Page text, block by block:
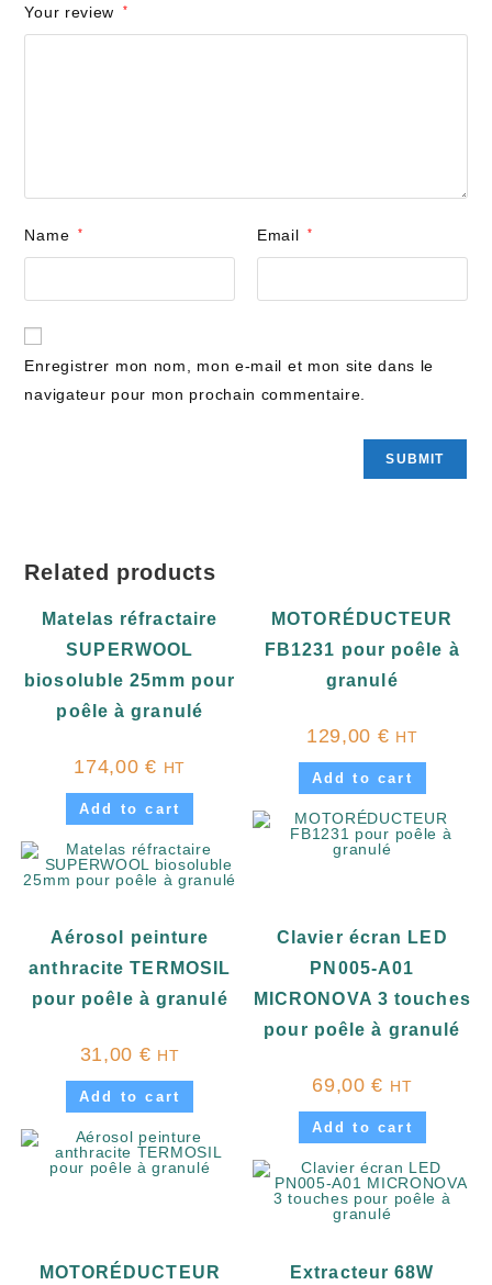
Your review *
Name * Email *
Enregistrer mon nom, mon e-mail et mon site dans le
navigateur pour mon prochain commentaire.
Related products
Matelas réfractaire
SUPERWOOL
biosoluble 25mm pour
poêle à granulé
174,00€ HT
Add to cart
MOTORÉDUCTEUR
FB1231 pour poêle à
granulé
129,00 € HT
Add to cart
Aérosol peinture
anthracite TERMOSIL
pour poêle à granulé
31,00 € HT
Add to cart
Clavier écran LED
PN005-A01
MICRONOVA 3 touches
pour poêle à granulé
69,00€ HT
Add to cart
MOTORÉDUCTEUR
Extracteur 68W